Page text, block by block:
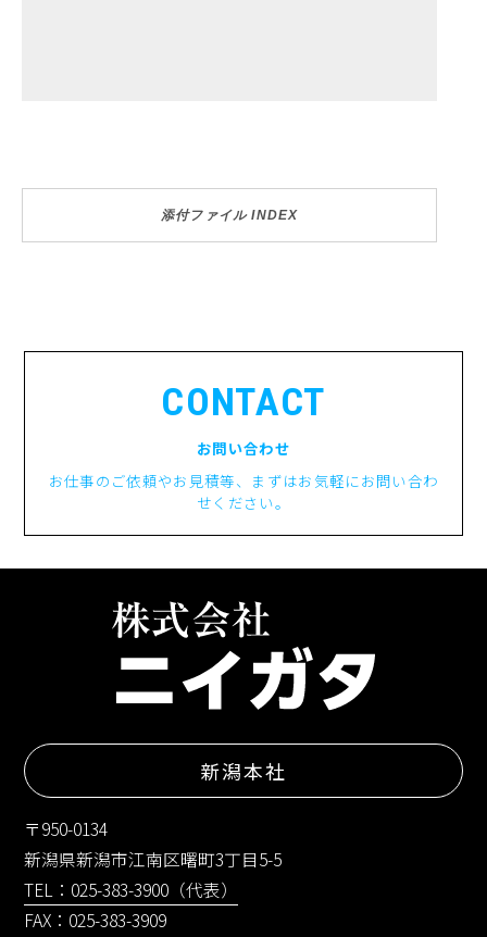
添付ファイル INDEX
CONTACT
お問い合わせ
お仕事のご依頼やお見積等、まずはお気軽にお問い合わ
せください。
新潟本社
〒950-0134
新潟県新潟市江南区曙町3丁目5-5
TEL：025-383-3900（代表）
FAX：025-383-3909